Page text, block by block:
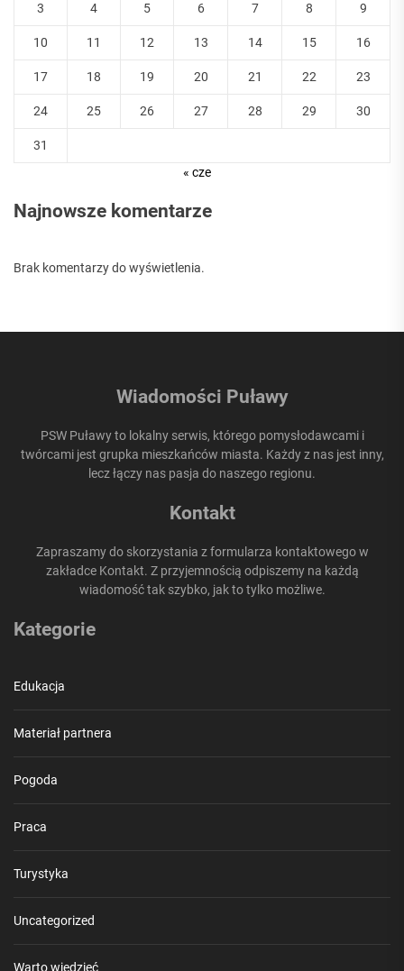
3 4 5 6 7 8 9
10 11 12 13 14 15 16
17 18 19 20 21 22 23
24 25 26 27 28 29 30
31
« cze
Najnowsze komentarze
Brak komentarzy do wyświetlenia.
Wiadomości Puławy
PSW Puławy to lokalny serwis, którego pomysłodawcami i
twórcami jest grupka mieszkańców miasta. Każdy z nas jest inny,
lecz łączy nas pasja do naszego regionu.
Kontakt
Zapraszamy do skorzystania z formularza kontaktowego w
zakładce Kontakt. Z przyjemnością odpiszemy na każdą
wiadomość tak szybko, jak to tylko możliwe.
Kategorie
Edukacja
Materiał partnera
Pogoda
Praca
Turystyka
Uncategorized
Warto wiedzieć